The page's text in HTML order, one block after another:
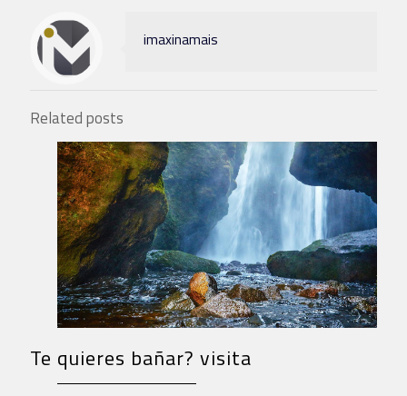
imaxinamais
Related posts
Te quieres bañar? visita